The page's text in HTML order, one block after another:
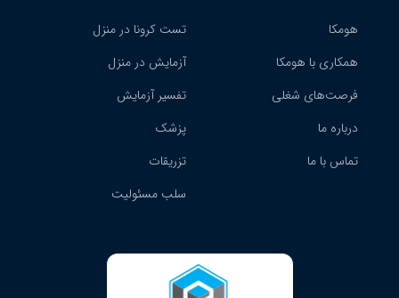
هومکا
همکاری با هومکا
فرصت‌های شغلی
درباره ما
تماس با ما
تست کرونا در منزل
آزمایش در منزل
تفسیر آزمایش
پزشک
تزریقات
سلب مسئولیت